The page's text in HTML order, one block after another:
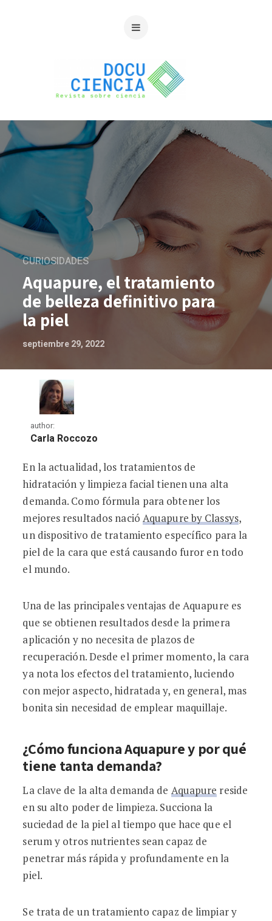
CURIOSIDADES
Aquapure, el tratamiento
de belleza definitivo para
la piel
septiembre 29, 2022
author:
Carla Roccozo
Aquapure, el tratamiento de belleza
En la actualidad, los tratamientos de
hidratación y limpieza facial tienen una alta
demanda. Como fórmula para obtener los
mejores resultados nació Aquapure by Classys,
un dispositivo de tratamiento específico para la
piel de la cara que está causando furor en todo
el mundo.
Una de las principales ventajas de Aquapure es
que se obtienen resultados desde la primera
aplicación y no necesita de plazos de
recuperación. Desde el primer momento, la cara
ya nota los efectos del tratamiento, luciendo
con mejor aspecto, hidratada y, en general, mas
bonita sin necesidad de emplear maquillaje.
¿Cómo funciona Aquapure y por qué
tiene tanta demanda?
La clave de la alta demanda de Aquapure reside
en su alto poder de limpieza. Succiona la
suciedad de la piel al tiempo que hace que el
serum y otros nutrientes sean capaz de
penetrar más rápida y profundamente en la
piel.
Se trata de un tratamiento capaz de limpiar y